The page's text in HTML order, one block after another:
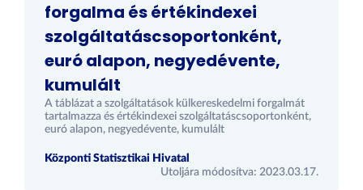
forgalma és értékindexei
szolgáltatáscsoportonként,
euró alapon, negyedévente,
kumulált
A táblázat a szolgáltatások külkereskedelmi forgalmát
tartalmazza és értékindexei szolgáltatáscsoportonként,
euró alapon, negyedévente, kumulált
Központi Statisztikai Hivatal
Utoljára módosítva: 2023.03.17.